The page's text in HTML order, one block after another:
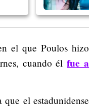
el que Poulos hizo
cuando élfue a
el estadunidense